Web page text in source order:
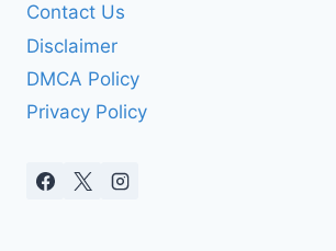
Contact Us
Disclaimer
DMCA Policy
Privacy Policy